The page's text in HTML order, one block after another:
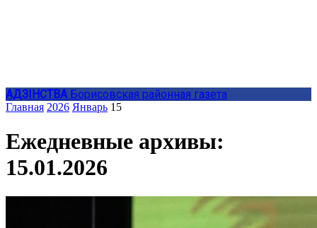
АДЗIНСТВА Борисовская районная газета
Главная 2026 Январь 15
Ежедневные архивы:
15.01.2026